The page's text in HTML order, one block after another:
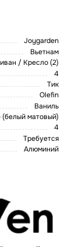
Joygarden
Вьетнам
/ Кресло (2)
4
Тик
Olefin
Ваниль
матовый)
4
Требуется
Алюминий